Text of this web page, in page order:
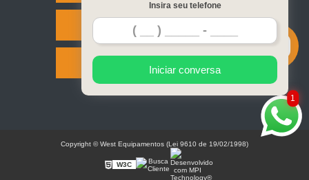
Contato
1
Insira seu telefone
Iniciar conversa
Copyright © West Equipamentos (Lei 9610 de 19/02/1998)
W3C